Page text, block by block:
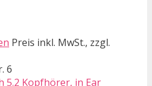
Preis inkl. MwSt., zzgl.
6